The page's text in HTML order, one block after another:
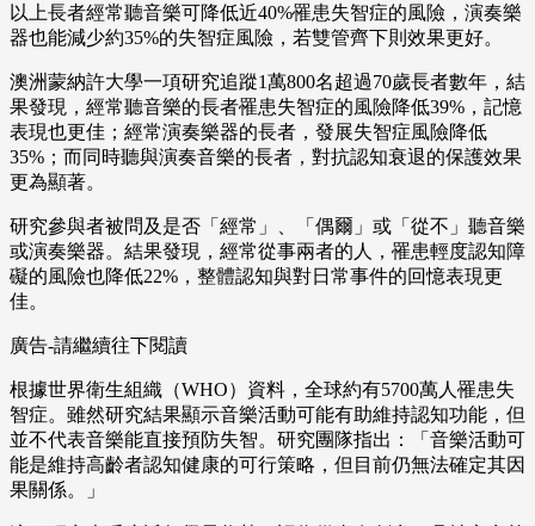
以上長者經常聽音樂可降低近40%罹患失智症的風險，演奏樂
器也能減少約35%的失智症風險，若雙管齊下則效果更好。
澳洲蒙納許大學一項研究追蹤1萬800名超過70歲長者數年，結
果發現，經常聽音樂的長者罹患失智症的風險降低39%，記憶
表現也更佳；經常演奏樂器的長者，發展失智症風險降低
35%；而同時聽與演奏音樂的長者，對抗認知衰退的保護效果
更為顯著。
研究參與者被問及是否「經常」、「偶爾」或「從不」聽音樂
或演奏樂器。結果發現，經常從事兩者的人，罹患輕度認知障
礙的風險也降低22%，整體認知與對日常事件的回憶表現更
佳。
廣告-請繼續往下閱讀
根據世界衛生組織（WHO）資料，全球約有5700萬人罹患失
智症。雖然研究結果顯示音樂活動可能有助維持認知功能，但
並不代表音樂能直接預防失智。研究團隊指出：「音樂活動可
能是維持高齡者認知健康的可行策略，但目前仍無法確定其因
果關係。」